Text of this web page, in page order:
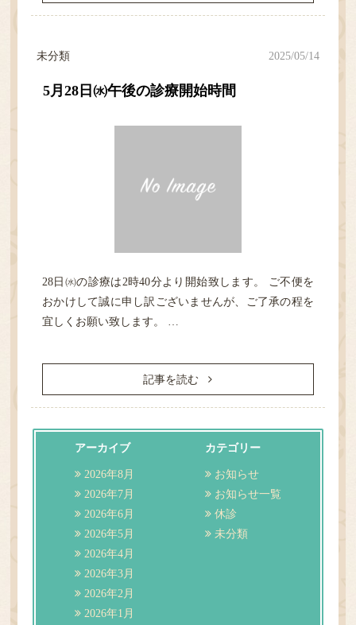
5月28日㈬午後の診療開始時間
未分類 2025/05/14
28日㈬の診療は2時40分より開始致します。 ご不便を
おかけして誠に申し訳ございませんが、ご了承の程を
宜しくお願い致します。 …
記事を読む
アーカイブ
2026年8月
2026年7月
2026年6月
2026年5月
2026年4月
2026年3月
2026年2月
2026年1月
カテゴリー
お知らせ
お知らせ一覧
休診
未分類